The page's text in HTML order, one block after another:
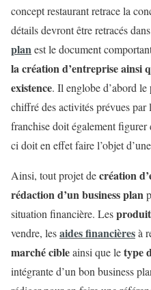
concept restaurant retrace la
détails devront être retracés
planest le document
la création d’entreprise ainsi
existence. Il englobe d’abord le
chiffré des activités prévues par
franchise doit également
ci doit en effet faire l’objet d’une
Ainsi, tout projet decréation
rédaction d’un business plan
situation financière. Les
vendre, lesaides financièresà
marché cibleainsi que letype
intégrante d’un bon business